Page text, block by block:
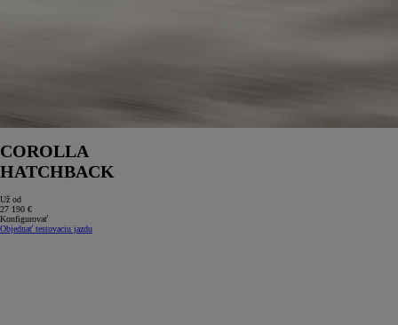
COROLLA
HATCHBACK
Už od
27 190 €
Konfigurovať
Objednať testovaciu jazdu